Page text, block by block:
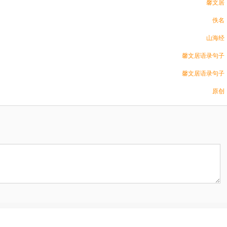
馨文居
佚名
山海经
馨文居语录句子
馨文居语录句子
原创